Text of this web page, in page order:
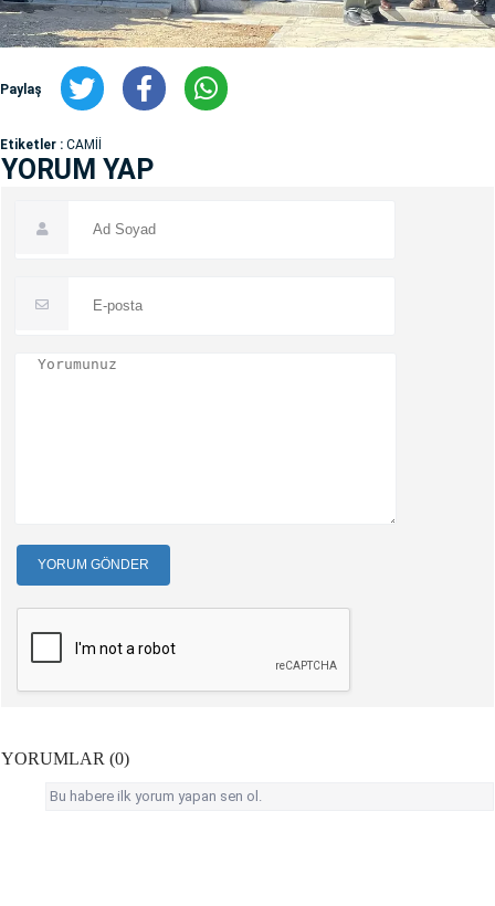
Paylaş
Etiketler : CAMİİ
YORUM YAP
YORUM GÖNDER
YORUMLAR (0)
Bu habere ilk yorum yapan sen ol.